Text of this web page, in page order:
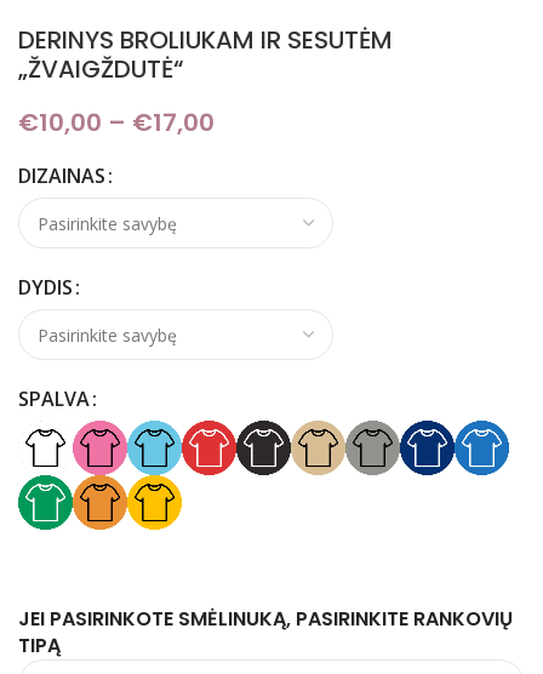
DERINYS BROLIUKAM IR SESUTĖM
„ŽVAIGŽDUTĖ“
€10,00 – €17,00
DIZAINAS
DYDIS
SPALVA
JEI PASIRINKOTE SMĖLINUKĄ, PASIRINKITE RANKOVIŲ
TIPĄ